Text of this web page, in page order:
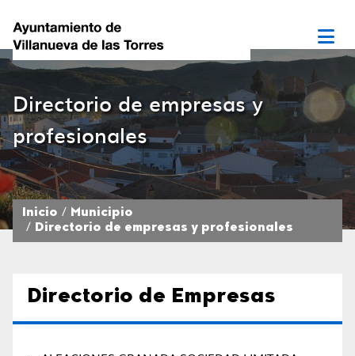
Directorio de empresas y
profesionales
Inicio
Municipio
Directorio de empresas y profesionales
Directorio de Empresas